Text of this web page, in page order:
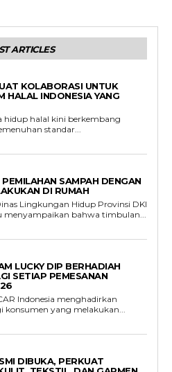
ARTICLES
KOLABORASI UNTUK
HALAL INDONESIA YANG
hidup halal kini berkembang
standar...
SAMPAH DENGAN
DI RUMAH
Lingkungan Hidup Provinsi DKI
menyampaikan bahwa timbulan...
LUCKY DIP BERHADIAH
SETIAP PEMESANAN
Indonesia menghadirkan
konsumen yang melakukan...
DIBUKA, PERKUAT